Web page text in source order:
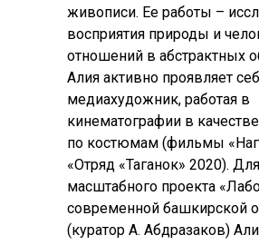
живописи. Ее работы –
восприятия природы и
отношений в абстрактных
Алия активно проявляет
медиахудожник, работая в
кинематографии в
по костюмам (фильмы
«Отряд «Таганок» 2020). Для
масштабного проекта
современной башкирской
(куратор А. Абдразаков)